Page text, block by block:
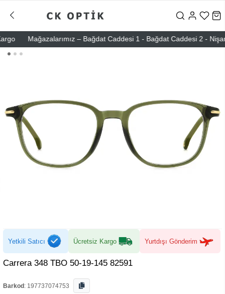
Mağazalarımız – Bağdat Caddesi 1 - Bağdat Caddesi 2 - Nişantaşı
Yetkili Satıcı Ücretsiz Kargo Yurtdışı Gönderim
Carrera 348 TBO 50-19-145 82591
Barkod : 197737074753